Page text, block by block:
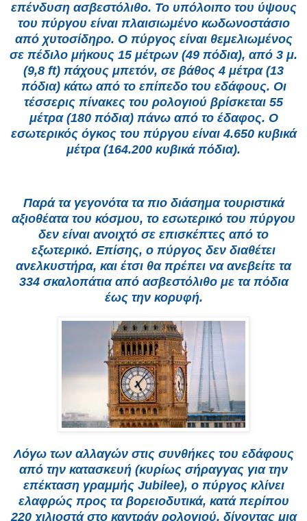
επένδυση ασβεστόλιθο. Το υπόλοιπο του ύψους
του πύργου είναι πλαισιωμένο κωδωνοστάσιο
από χυτοσίδηρο. Ο πύργος είναι θεμελιωμένος
σε πέδιλο μήκους 15 μέτρων (49 πόδια), από 3 μ.
(9,8 ft) πάχους μπετόν, σε βάθος 4 μέτρα (13
πόδια) κάτω από το επίπεδο του εδάφους. Οι
τέσσερις πίνακες του ρολογιού βρίσκεται 55
μέτρα (180 πόδια) πάνω από το έδαφος. Ο
εσωτερικός όγκος του πύργου είναι 4.650 κυβικά
μέτρα (164.200 κυβικά πόδια).
Παρά τα γεγονότα τα πιο διάσημα τουριστικά
αξιοθέατα του κόσμου, το εσωτερικό του πύργου
δεν είναι ανοιχτό σε επισκέπτες από το
εξωτερικό. Επίσης, ο πύργος δεν διαθέτει
ανελκυστήρα, και έτσι θα πρέπει να ανεβείτε τα
334 σκαλοπάτια από ασβεστόλιθο με τα πόδια
έως την κορυφή.
Λόγω των αλλαγών στις συνθήκες του εδάφους
από την κατασκευή (κυρίως σήραγγας για την
επέκταση γραμμής Jubilee), ο πύργος κλίνει
ελαφρώς προς τα βορειοδυτικά, κατά περίπου
220 χιλιοστά στο καντράν ρολογιού, δίνοντας μια